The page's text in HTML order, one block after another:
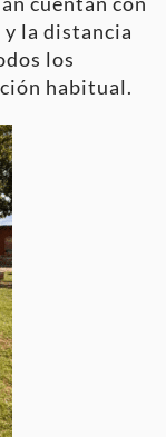
la distancia
los
habitual.